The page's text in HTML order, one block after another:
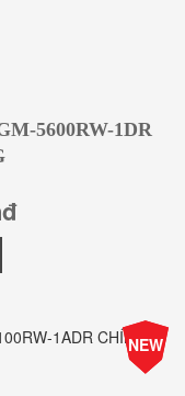
5600RW-1DR
-25%
Giá
NEW